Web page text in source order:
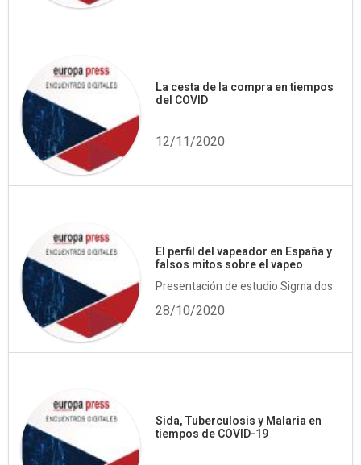
La cesta de la compra en tiempos
del COVID
12/11/2020
El perfil del vapeador en España y
falsos mitos sobre el vapeo
Presentación de estudio Sigma dos
28/10/2020
Sida, Tuberculosis y Malaria en
tiempos de COVID-19